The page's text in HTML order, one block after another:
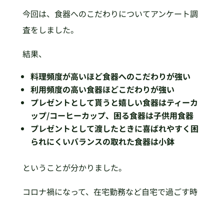
今回は、食器へのこだわりについてアンケート調
査をしました。
結果、
料理頻度が高いほど食器へのこだわりが強い
利用頻度の高い食器ほどこだわりが強い
プレゼントとして貰うと嬉しい食器はティーカ
ップ/コーヒーカップ、困る食器は子供用食器
プレゼントとして渡したときに喜ばれやすく困
られにくいバランスの取れた食器は小鉢
ということが分かりました。
コロナ禍になって、在宅勤務など自宅で過ごす時